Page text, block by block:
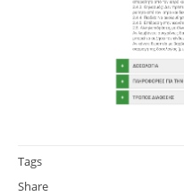
Tags
Share